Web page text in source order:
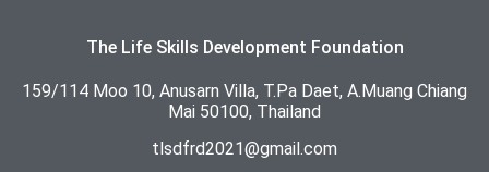
The Life Skills Development Foundation
159/114 Moo 10, Anusarn Villa, T.Pa Daet, A.Muang Chiang
Mai 50100, Thailand
tlsdfrd2021@gmail.com